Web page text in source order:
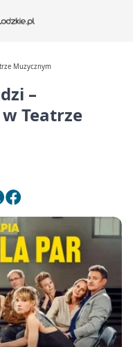
Muzycznym
–
Teatrze